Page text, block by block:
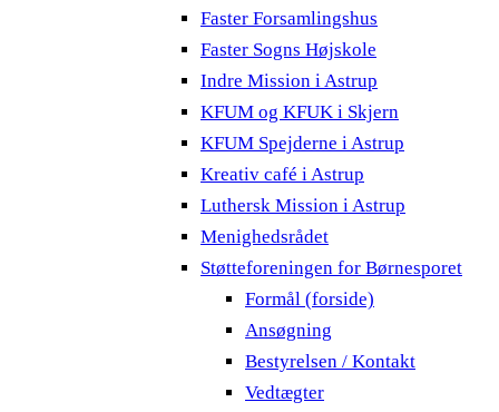
Faster Forsamlingshus
Faster Sogns Højskole
Indre Mission i Astrup
KFUM og KFUK i Skjern
KFUM Spejderne i Astrup
Kreativ café i Astrup
Luthersk Mission i Astrup
Menighedsrådet
Støtteforeningen for Børnesporet
Formål (forside)
Ansøgning
Bestyrelsen / Kontakt
Vedtægter